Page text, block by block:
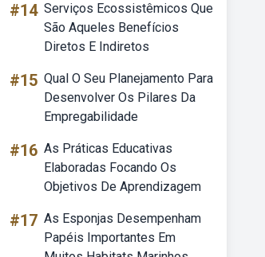
#14 Serviços Ecossistêmicos Que
São Aqueles Benefícios
Diretos E Indiretos
#15 Qual O Seu Planejamento Para
Desenvolver Os Pilares Da
Empregabilidade
#16 As Práticas Educativas
Elaboradas Focando Os
Objetivos De Aprendizagem
#17 As Esponjas Desempenham
Papéis Importantes Em